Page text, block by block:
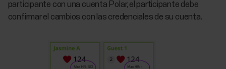
participante con una cuenta Polar, el participante debe
confirmar el cambios con las credenciales de su cuenta.